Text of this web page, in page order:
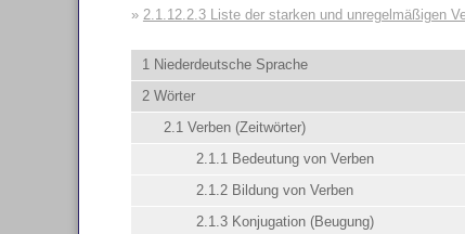
2.1.12.2.3 Liste der starken und unregelmäßigen
1 Niederdeutsche Sprache
2 Wörter
2.1 Verben (Zeitwörter)
2.1.1 Bedeutung von Verben
2.1.2 Bildung von Verben
2.1.3 Konjugation (Beugung)